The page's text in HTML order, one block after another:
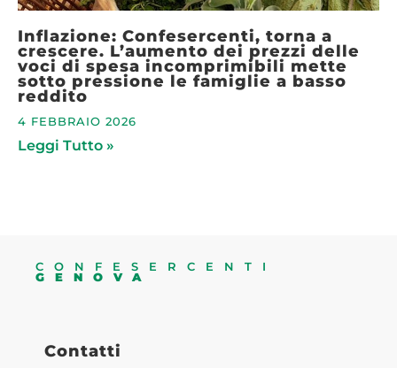
Inflazione: Confesercenti, torna a
crescere. L’aumento dei prezzi delle
voci di spesa incomprimibili mette
sotto pressione le famiglie a basso
reddito
4 FEBBRAIO 2026
Leggi Tutto »
CONFESERCENTI
GENOVA
Contatti